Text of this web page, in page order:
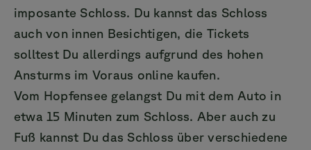
imposante Schloss. Du kannst das Schloss
auch von innen Besichtigen, die Tickets
solltest Du allerdings aufgrund des hohen
Ansturms im Voraus online kaufen.
Vom Hopfensee gelangst Du mit dem Auto in
etwa 15 Minuten zum Schloss. Aber auch zu
Fuß kannst Du das Schloss über verschiedene